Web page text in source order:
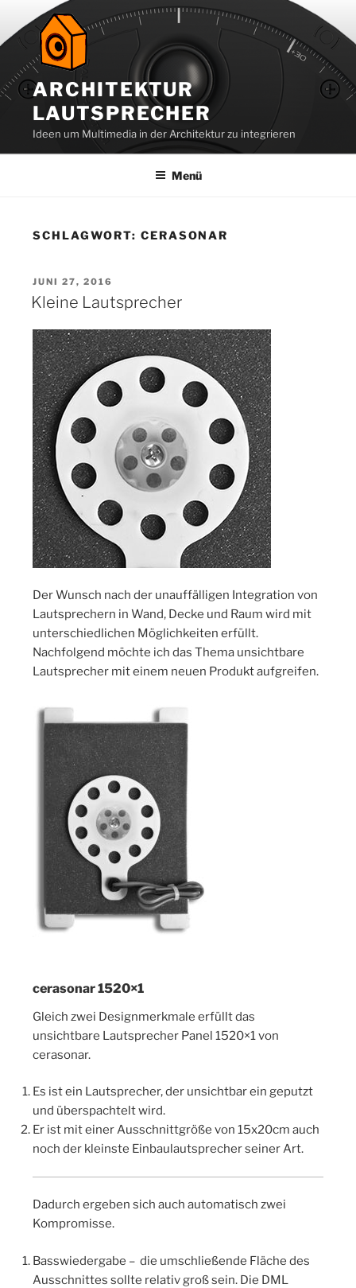
Inhalt
springen
ARCHITEKTUR
LAUTSPRECHER
Ideen um Multimedia in der Architektur zu integrieren
Menü
SCHLAGWORT: CERASONAR
VERÖFFENTLICHT
AM
JUNI 27, 2016
Kleine Lautsprecher
Der Wunsch nach der unauffälligen Integration von
Lautsprechern in Wand, Decke und Raum wird mit
unterschiedlichen Möglichkeiten erfüllt.
Nachfolgend möchte ich das Thema unsichtbare
Lautsprecher mit einem neuen Produkt aufgreifen.
cerasonar 1520×1
Gleich zwei Designmerkmale erfüllt das
unsichtbare Lautsprecher Panel 1520×1 von
cerasonar.
Es ist ein Lautsprecher, der unsichtbar ein geputzt
und überspachtelt wird.
Er ist mit einer Ausschnittgröße von 15x20cm auch
noch der kleinste Einbaulautsprecher seiner Art.
Dadurch ergeben sich auch automatisch zwei
Kompromisse.
Basswiedergabe – die umschließende Fläche des
Ausschnittes sollte relativ groß sein. Die DML